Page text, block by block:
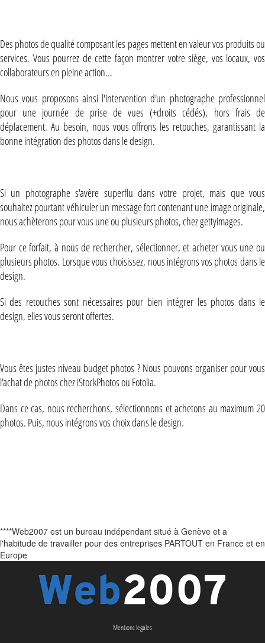
Des photos de qualité composant les pages mettent en valeur vos produits ou
services. Vous pourrez de cette façon montrer votre siège, vos locaux, vos
collaborateurs en pleine action...
Nous vous proposons ainsi l'intervention d'un photographe professionnel
pour une journée de prise de vues (+droits cédés), hors frais de
déplacement. Au besoin, nous vous offrons les retouches, garantissant la
bonne intégration des photos dans le design.
Si un photographe s'avère superflu dans votre projet, mais que vous
souhaitez pourtant véhiculer un message fort contenant une image originale,
nous achèterons pour vous une ou plusieurs photos, chez gettyimages.
Pour ce forfait, à nous de rechercher, sélectionner, et acheter vous une ou
plusieurs photos. Lorsque vous choisissez, nous intégrons vos photos dans le
design.
Si des retouches sont nécessaires pour bien intégrer les photos dans le
design, elles vous seront offertes.
Vous êtes justes niveau budget photos ? Nous pouvons organiser pour vous
l'achat de photos chez iStockPhotos ou Fotolia.
Dans ce cas, nous recherchons, sélectionnons et achetons au maximum 20
photos. Puis, nous intégrons vos choix dans le design.
****Web2007 est un bureau indépendant situé à Genève et a
l'habitude de travailler pour des entreprises PARTOUT en France et en
Europe
Mentions legales